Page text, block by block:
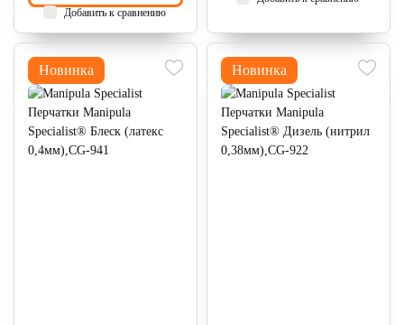
Добавить к сравнению
Новинка Новинка